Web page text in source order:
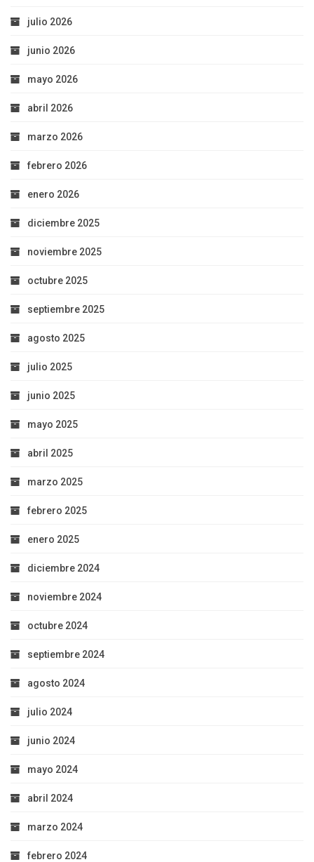
julio 2026
junio 2026
mayo 2026
abril 2026
marzo 2026
febrero 2026
enero 2026
diciembre 2025
noviembre 2025
octubre 2025
septiembre 2025
agosto 2025
julio 2025
junio 2025
mayo 2025
abril 2025
marzo 2025
febrero 2025
enero 2025
diciembre 2024
noviembre 2024
octubre 2024
septiembre 2024
agosto 2024
julio 2024
junio 2024
mayo 2024
abril 2024
marzo 2024
febrero 2024